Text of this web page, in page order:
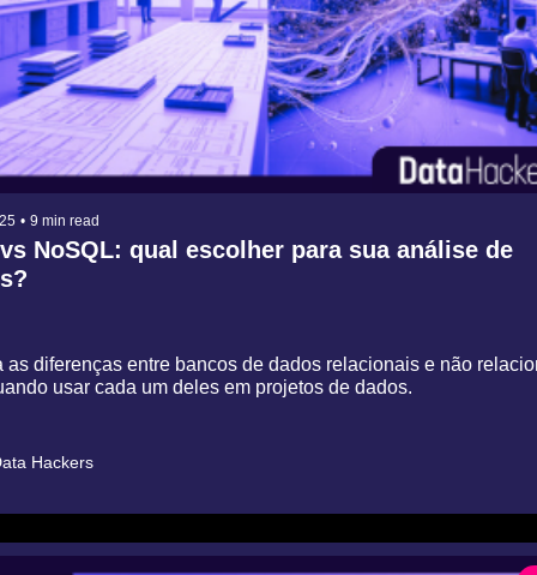
• 9 min read
NoSQL: qual escolher para sua análise de
as diferenças entre bancos de dados relacionais e não
usar cada um deles em projetos de dados.
Hackers